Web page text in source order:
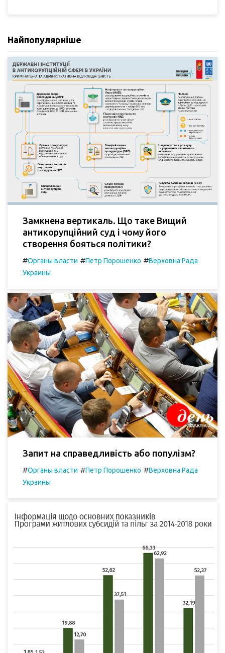
Найпопулярніше
Замкнена вертикаль. Що таке Вищий
антикорупційний суд і чому його
створення бояться політики?
#Органы власти #Петр Порошенко #Верховна Рада
Украины
Запит на справедливість або популізм?
#Органы власти #Петр Порошенко #Верховна Рада
Украины